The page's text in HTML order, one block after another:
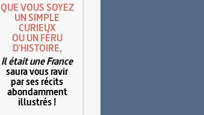
QUE VOUS SOYEZ
UN SIMPLE
CURIEUX
OU UN FÉRU
D'HISTOIRE,
Il était une France
saura vous ravir
par ses récits
abondamment
illustrés !